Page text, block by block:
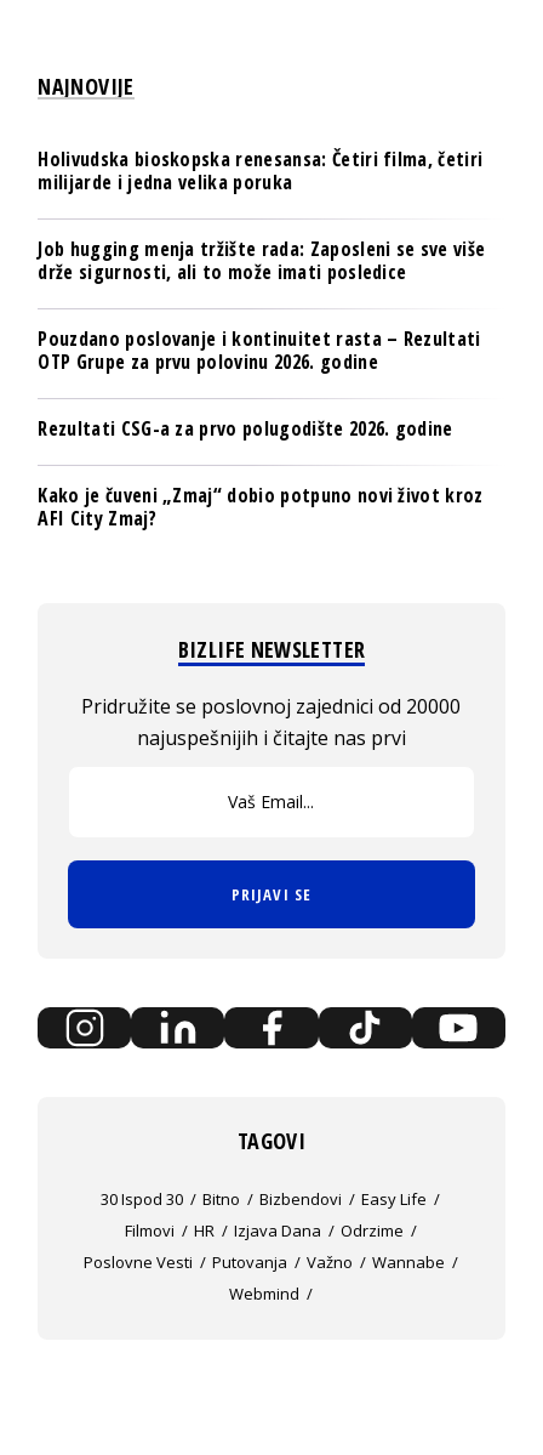
NAJNOVIJE
Holivudska bioskopska renesansa: Četiri filma, četiri
milijarde i jedna velika poruka
Job hugging menja tržište rada: Zaposleni se sve više
drže sigurnosti, ali to može imati posledice
Pouzdano poslovanje i kontinuitet rasta – Rezultati
OTP Grupe za prvu polovinu 2026. godine
Rezultati CSG-a za prvo polugodište 2026. godine
Kako je čuveni „Zmaj“ dobio potpuno novi život kroz
AFI City Zmaj?
BIZLIFE NEWSLETTER
Pridružite se poslovnoj zajednici od 20000
najuspešnijih i čitajte nas prvi
PRIJAVI SE
TAGOVI
30 Ispod 30 Bitno Bizbendovi
Easy Life
Filmovi
HR Izjava Dana
Odrzime
Poslovne Vesti
Putovanja Važno
Wannabe
Webmind